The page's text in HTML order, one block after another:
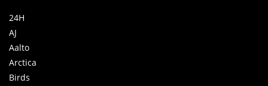
24H
AJ
Aalto
Arctica
Birds